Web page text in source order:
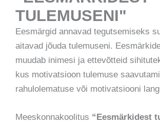
TULEMUSENI"
Eesmärgid annavad tegutsemiseks
aitavad jõuda tulemuseni.
muudab inimesi ja ettevõtteid
kus motivatsioon tulemuse
rahulolematuse või motivatsiooni
Meeskonnakoolitus “Eesmärkidest